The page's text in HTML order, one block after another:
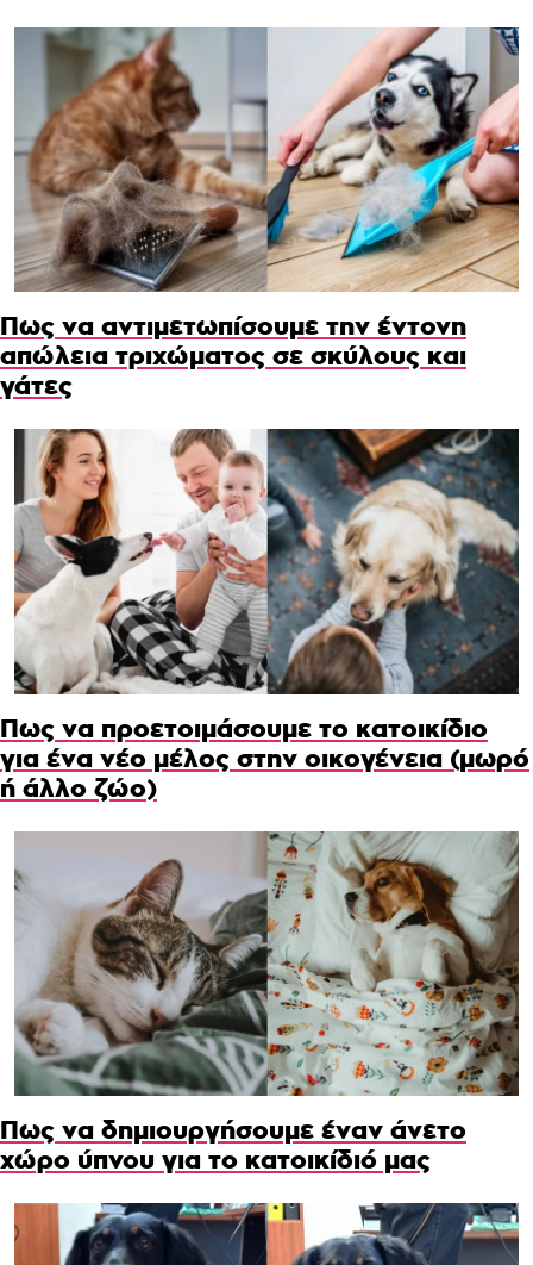
Πως να αντιμετωπίσουμε την έντονη
απώλεια τριχώματος σε σκύλους και
γάτες
Πως να προετοιμάσουμε το κατοικίδιο
για ένα νέο μέλος στην οικογένεια (μωρό
ή άλλο ζώο)
Πως να δημιουργήσουμε έναν άνετο
χώρο ύπνου για το κατοικίδιό μας